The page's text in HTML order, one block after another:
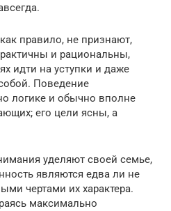
правило, не признают,
и рациональны,
идти на уступки и даже
Поведение
логике и обычно вполне
его цели ясны, а
уделяют своей семье,
являются едва ли не
чертами их характера.
максимально